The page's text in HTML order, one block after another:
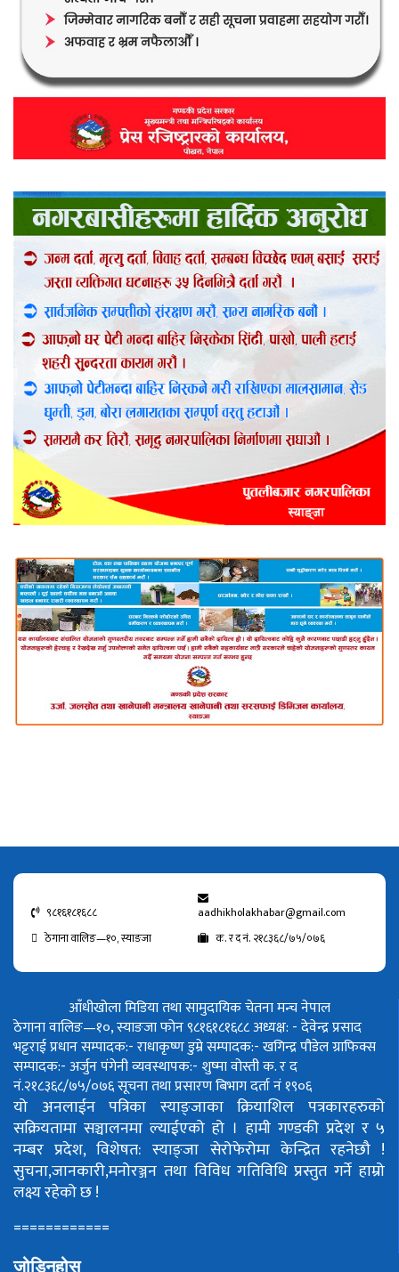
९८१६१८१६८८
aadhikholakhabar@gmail.com
ठेगाना वालिङ—१०, स्याङजा
क. र द नं. २१८३६८/७५/०७६
आँधीखोला मिडिया तथा सामुदायिक चेतना मन्च नेपाल
ठेगाना वालिङ—१०, स्याङजा फोन ९८१६१८१६८८अध्यक्ष: - देवेन्द्र प्रसाद
भट्टराईप्रधान सम्पादक:- राधाकृष्ण डुम्रेसम्पादक:- खगिन्द्र पौडेलग्राफिक्स
सम्पादक:- अर्जुन पंगेनीव्यवस्थापक:- शुष्मा वोस्तीक. र द
नं.२१८३६८/७५/०७६सूचना तथा प्रसारण बिभाग दर्ता नं १९०६
यो अनलाईन पत्रिका स्याङ्जाका क्रियाशिल पत्रकारहरुको
सक्रियतामा सञ्चालनमा ल्याईएको हो । हामी गण्डकी प्रदेश र ५
नम्बर प्रदेश, विशेषत: स्याङ्जा सेरोफेरोमा केन्द्रित रहनेछौ !
सुचना,जानकारी,मनोरञ्जन तथा विविध गतिविधि प्रस्तुत गर्ने हाम्रो
लक्ष्य रहेको छ !
============
जोडिनुहोस